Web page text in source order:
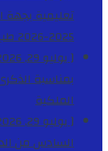
تعليمية بجهة
2025-2026
[ يوليو 29, 2026 ]
بمناسبة الذكرى الـ27 لعيد
الملكية
[ يوليو 29, 2026 ]
السادس من